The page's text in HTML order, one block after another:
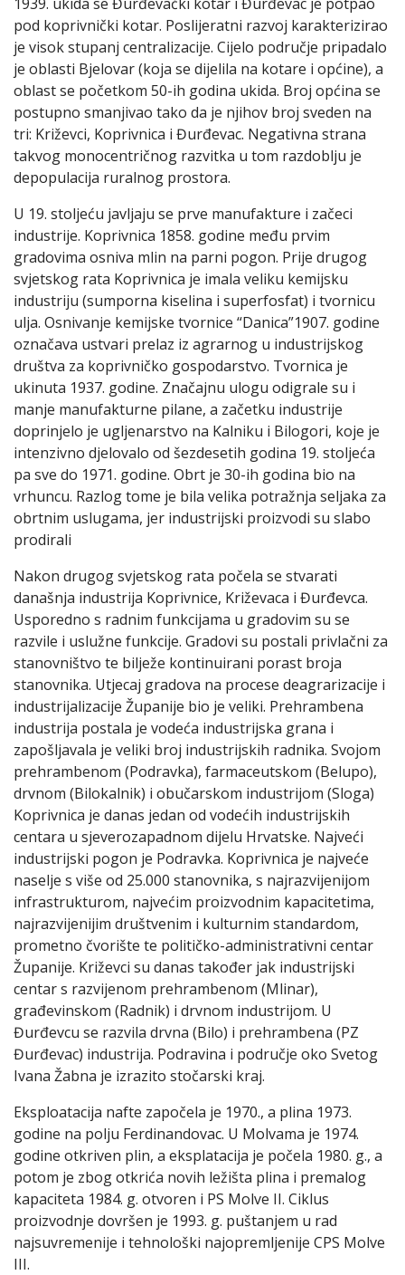
pod koprivnički kotar. Poslijeratni razvoj karakterizirao
je visok stupanj centralizacije. Cijelo područje pripadalo
je oblasti Bjelovar (koja se dijelila na kotare i općine), a
oblast se početkom 50-ih godina ukida. Broj općina se
postupno smanjivao tako da je njihov broj sveden na
tri: Križevci, Koprivnica i Đurđevac. Negativna strana
takvog monocentričnog razvitka u tom razdoblju je
depopulacija ruralnog prostora.
U 19. stoljeću javljaju se prve manufakture i začeci
industrije. Koprivnica 1858. godine među prvim
gradovima osniva mlin na parni pogon. Prije drugog
svjetskog rata Koprivnica je imala veliku kemijsku
industriju (sumporna kiselina i superfosfat) i tvornicu
ulja. Osnivanje kemijske tvornice “Danica”1907. godine
označava ustvari prelaz iz agrarnog u industrijskog
društva za koprivničko gospodarstvo. Tvornica je
ukinuta 1937. godine. Značajnu ulogu odigrale su i
manje manufakturne pilane, a začetku industrije
doprinjelo je ugljenarstvo na Kalniku i Bilogori, koje je
intenzivno djelovalo od šezdesetih godina 19. stoljeća
pa sve do 1971. godine. Obrt je 30-ih godina bio na
vrhuncu. Razlog tome je bila velika potražnja seljaka za
obrtnim uslugama, jer industrijski proizvodi su slabo
prodirali
Nakon drugog svjetskog rata počela se stvarati
današnja industrija Koprivnice, Križevaca i Đurđevca.
Usporedno s radnim funkcijama u gradovim su se
razvile i uslužne funkcije. Gradovi su postali privlačni za
stanovništvo te bilježe kontinuirani porast broja
stanovnika. Utjecaj gradova na procese deagrarizacije i
industrijalizacije Županije bio je veliki. Prehrambena
industrija postala je vodeća industrijska grana i
zapošljavala je veliki broj industrijskih radnika. Svojom
prehrambenom (Podravka), farmaceutskom (Belupo),
drvnom (Bilokalnik) i obučarskom industrijom (Sloga)
Koprivnica je danas jedan od vodećih industrijskih
centara u sjeverozapadnom dijelu Hrvatske. Najveći
industrijski pogon je Podravka. Koprivnica je najveće
naselje s više od 25.000 stanovnika, s najrazvijenijom
infrastrukturom, najvećim proizvodnim kapacitetima,
najrazvijenijim društvenim i kulturnim standardom,
prometno čvorište te političko-administrativni centar
Županije. Križevci su danas također jak industrijski
centar s razvijenom prehrambenom (Mlinar),
građevinskom (Radnik) i drvnom industrijom. U
Đurđevcu se razvila drvna (Bilo) i prehrambena (PZ
Đurđevac) industrija. Podravina i područje oko Svetog
Ivana Žabna je izrazito stočarski kraj.
Eksploatacija nafte započela je 1970., a plina 1973.
godine na polju Ferdinandovac. U Molvama je 1974.
godine otkriven plin, a eksplatacija je počela 1980. g., a
potom je zbog otkrića novih ležišta plina i premalog
kapaciteta 1984. g. otvoren i PS Molve II. Ciklus
proizvodnje dovršen je 1993. g. puštanjem u rad
najsuvremenije i tehnološki najopremljenije CPS Molve
III.